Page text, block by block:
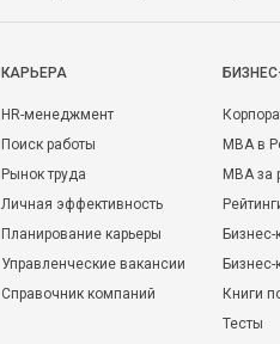
КАРЬЕРА
HR-менеджмент
Поиск работы
Рынок труда
Личная эффективность
Планирование карьеры
Управленческие вакансии
Справочник компаний
MBA в
MBA
Бизнес-
Книги
Тесты